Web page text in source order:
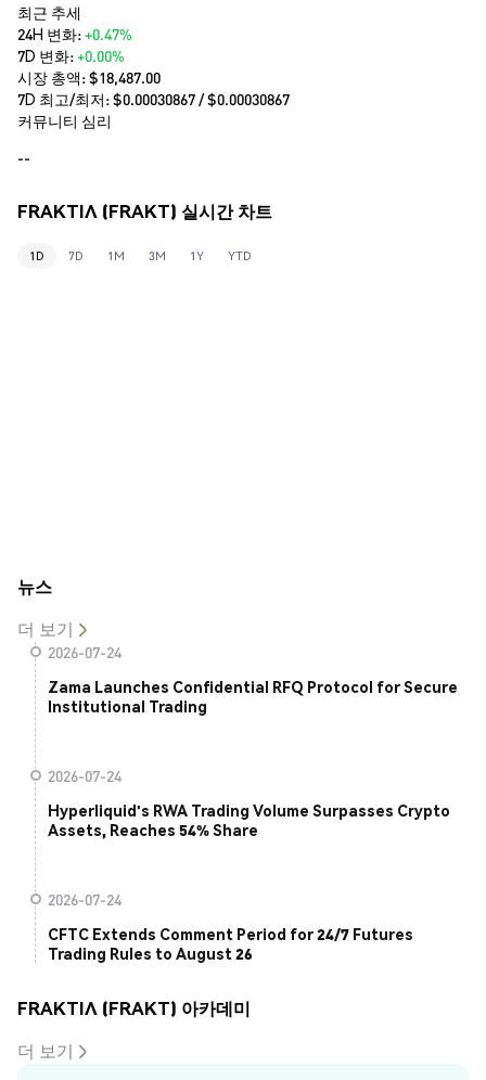
최근 추세
24H 변화:+0.47%
7D 변화:+0.00%
시장 총액:$18,487.00
7D 최고/최저: $0.00030867/ $0.00030867
커뮤니티 심리
--
FRAKTIΛ (FRAKT) 실시간 차트
1D 7D 1M 3M 1Y YTD
뉴스
더 보기
2026-07-24
Zama Launches Confidential RFQ Protocol for Secure
Institutional Trading
2026-07-24
Hyperliquid's RWA Trading Volume Surpasses Crypto
Assets, Reaches 54% Share
2026-07-24
CFTC Extends Comment Period for 24/7 Futures
Trading Rules to August 26
FRAKTIΛ (FRAKT) 아카데미
더 보기